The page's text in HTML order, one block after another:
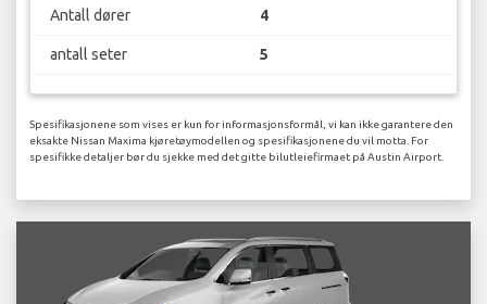
Antall dører 4
antall seter 5
Spesifikasjonene som vises er kun for informasjonsformål, vi kan ikke garantere den
eksakte Nissan Maxima kjøretøymodellen og spesifikasjonene du vil motta. For
spesifikke detaljer bør du sjekke med det gitte bilutleiefirmaet på Austin Airport.